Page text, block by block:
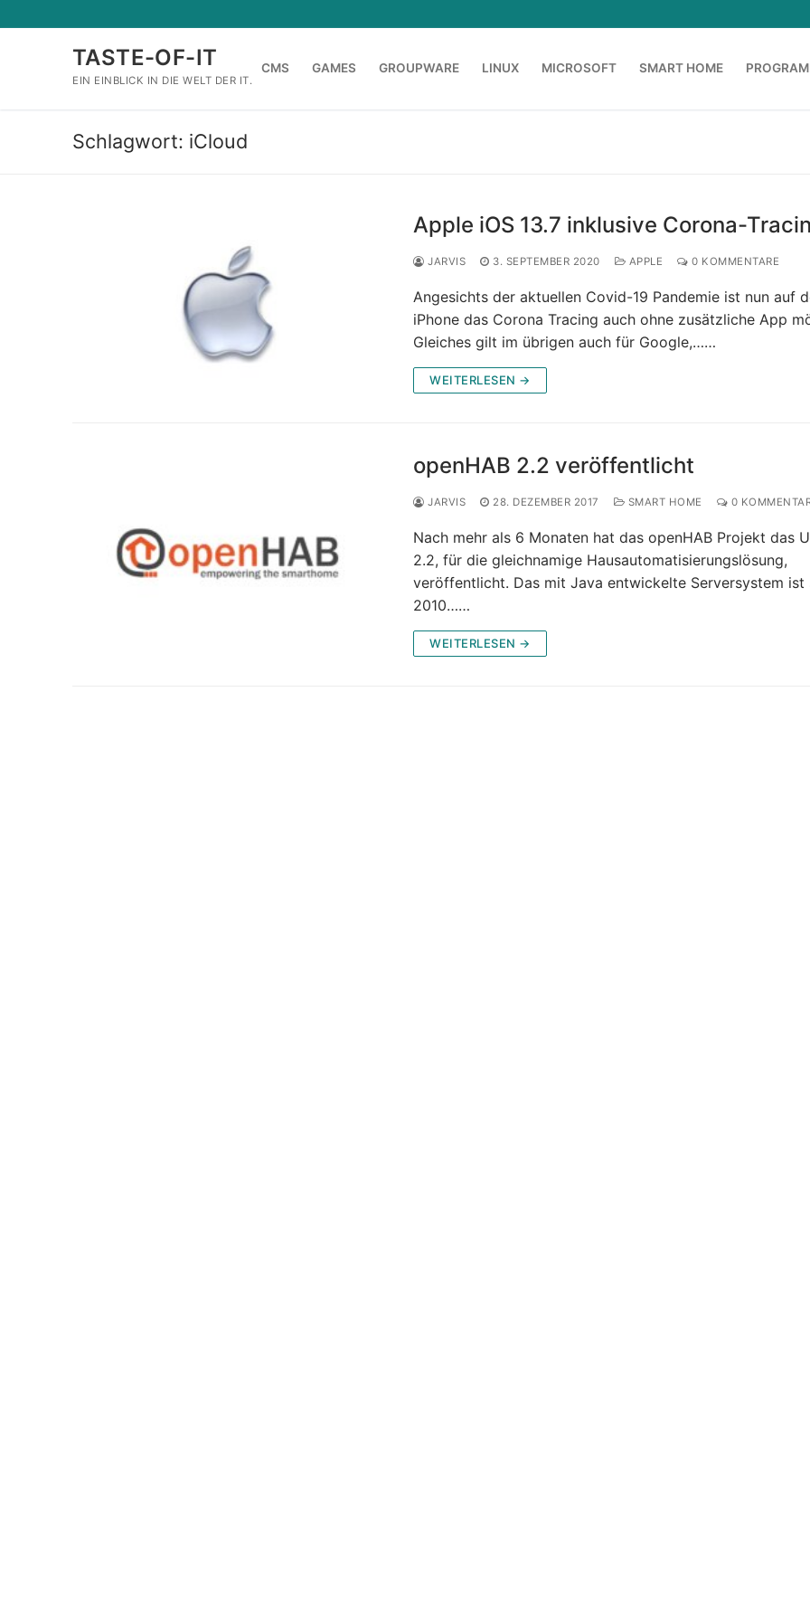
Inhalt
TASTE-OF-IT
EIN EINBLICK IN DIE WELT DER IT.
CMS GAMES GROUPWARE LINUX MICROSOFT SMART HOME
Schlagwort: iCloud
Apple iOS 13.7 inklusive Corona-
JARVIS 3. SEPTEMBER 2020 APPLE 0 KOMMENTARE
Angesichts der aktuellen Covid-19 Pandemie ist nun auf
iPhone das Corona Tracing auch ohne zusätzliche App
Gleiches gilt im übrigen auch für Google,……
WEITERLESEN →
openHAB 2.2 veröffentlicht
JARVIS 28. DEZEMBER 2017 SMART HOME 0
Nach mehr als 6 Monaten hat das openHAB Projekt das
2.2, für die gleichnamige Hausautomatisierungslösung,
veröffentlicht. Das mit Java entwickelte Serversystem ist
2010……
WEITERLESEN →